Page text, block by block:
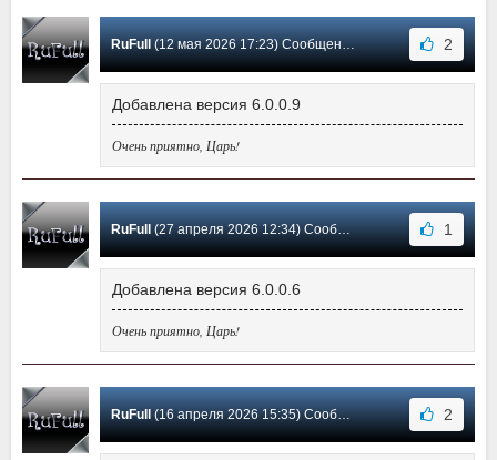
RuFull(12 мая 2026 17:23) Сообщение #1551 2
Добавлена версия 6.0.0.9
Очень приятно, Царь!
RuFull(27 апреля 2026 12:34) Сообщение #1550 1
Добавлена версия 6.0.0.6
Очень приятно, Царь!
RuFull(16 апреля 2026 15:35) Сообщение #1549 2